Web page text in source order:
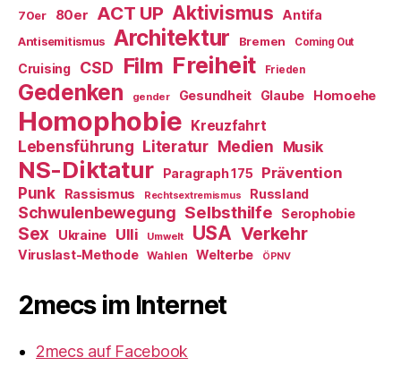
70er 80er ACT UP Aktivismus Antifa
Antisemitismus Architektur Bremen Coming Out
Cruising CSD Film Freiheit Frieden
Gedenken gender Gesundheit Glaube Homoehe
Homophobie Kreuzfahrt
Lebensführung Literatur Medien Musik
NS-Diktatur Paragraph 175
Prävention
Punk
Rassismus Rechtsextremismus Russland
Schwulenbewegung Selbsthilfe Serophobie
Sex Ukraine Ulli Umwelt USA Verkehr
Viruslast-Methode Wahlen Welterbe ÖPNV
2mecs im Internet
2mecs auf Facebook